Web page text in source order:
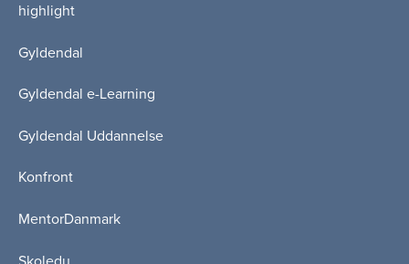
highlight
Gyldendal
Gyldendal e-Learning
Gyldendal Uddannelse
Konfront
MentorDanmark